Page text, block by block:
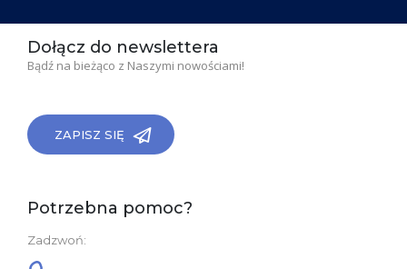
Dołącz do newslettera
Bądź na bieżąco z Naszymi nowościami!
ZAPISZ SIĘ
Potrzebna pomoc?
Zadzwoń: